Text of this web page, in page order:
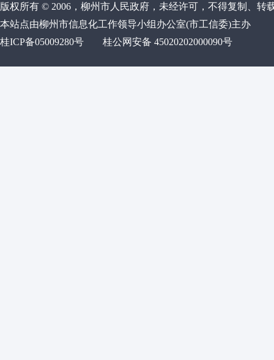
版权所有 © 2006，柳州市人民政府，未经许可，不得复制、转
本站点由柳州市信息化工作领导小组办公室(市工信委)主办
桂ICP备05009280号
桂公网安备 45020202000090号